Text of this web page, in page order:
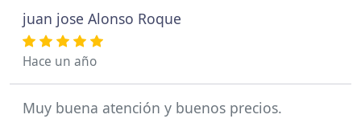
juan jose Alonso Roque
Hace un año
Muy buena atención y buenos precios.